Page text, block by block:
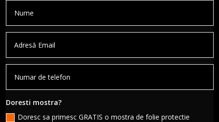
Doresti mostra?
Doresc sa primesc GRATIS o mostra de folie protectie